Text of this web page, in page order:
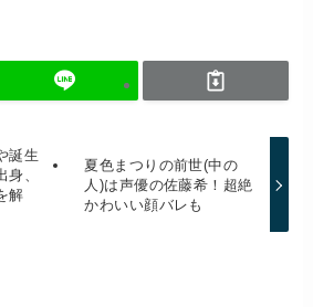
誕生
、
解
夏色まつりの前世(中の
人)は声優の佐藤希！超絶
かわいい顔バレも